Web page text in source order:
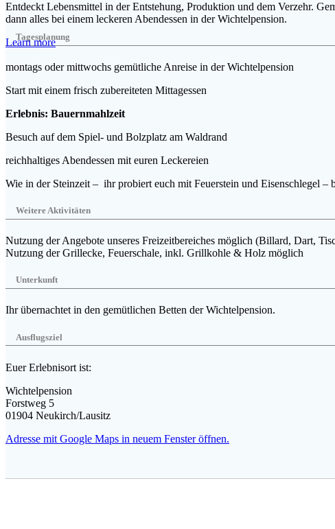
Entdeckt Lebensmittel in der Entstehung, Produktion und dem Verzehr.
dann alles bei einem leckeren Abendessen in der Wichtelpension.
Learn more
Tagesplanung
montags oder mittwochs gemütliche Anreise in der Wichtelpension
Start mit einem frisch zubereiteten Mittagessen
Erlebnis: Bauernmahlzeit
Besuch auf dem Spiel- und Bolzplatz am Waldrand
reichhaltiges Abendessen mit euren Leckereien
Wie in der Steinzeit – ihr probiert euch mit Feuerstein und Eisenschlegel –
Weitere Aktivitäten
Nutzung der Angebote unseres Freizeitbereiches möglich (Billard, Dart,
Nutzung der Grillecke, Feuerschale, inkl. Grillkohle & Holz möglich
Unterkunft
Ihr übernachtet in den gemütlichen Betten der Wichtelpension.
Ausflugsziel
Euer Erlebnisort ist:
Wichtelpension
Forstweg 5
01904 Neukirch/Lausitz
Adresse mit Google Maps in neuem Fenster öffnen.